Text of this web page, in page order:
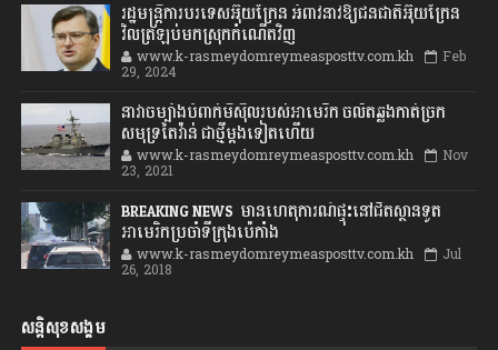
រដ្ឋមន្ត្រីការបរទេសអ៊ុយក្រែន អំពាវនាវឱ្យជនជាតិអ៊ុយក្រែន
វិលត្រឡប់មកស្រុកកំណើតវិញ
www.k-rasmeydomreymeasposttv.com.kh Feb
29, 2024
នាវាចម្បាំងបំពាក់មីស៊ីលរបស់អាមេរិក ចល័តឆ្លងកាត់ច្រក
សមុទ្រតៃវ៉ាន់ ជាថ្មីម្តងទៀតហើយ
www.k-rasmeydomreymeasposttv.com.kh Nov
23, 2021
BREAKING NEWS: មានហេតុការណ៍ផ្ទុះនៅជិតស្ថានទូត
អាមេរិកប្រចាំទីក្រុងប៉េកាំង
www.k-rasmeydomreymeasposttv.com.kh Jul
26, 2018
សន្តិសុខសង្គម